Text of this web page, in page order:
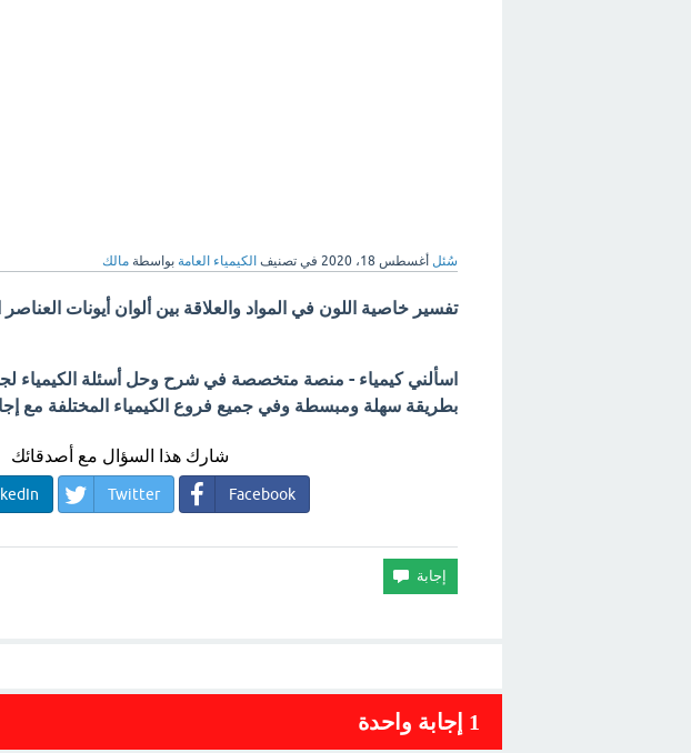
سُئل أغسطس 18، 2020 في تصنيف الكيمياء العامة بواسطة مالك
تفسير خاصية اللون في المواد والعلاقة بين ألوان أيونات العناصر
اسألني كيمياء - منصة متخصصة في شرح وحل أسئلة الكيمياء
بطريقة سهلة ومبسطة وفي جميع فروع الكيمياء المختلفة مع
شارك هذا السؤال مع أصدقائك
Facebook
Twitter
1 إجابة واحدة